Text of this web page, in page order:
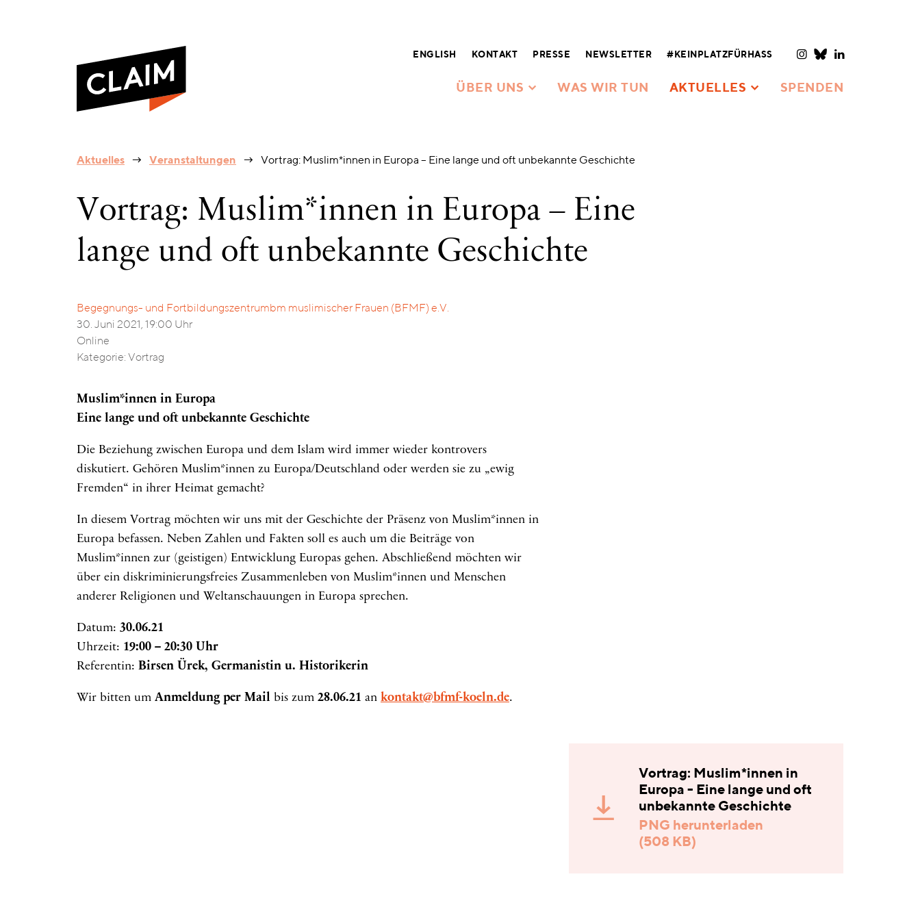
ENGLISH KONTAKT PRESSE NEWSLETTER #KEINPLATZFÜRHASS
ÜBER UNS WAS WIR TUN AKTUELLES SPENDEN
Aktuelles Veranstaltungen Vortrag: Muslim*innen in Europa – Eine lange und oft unbekannte Geschichte
Vortrag: Muslim*innen in Europa – Eine
lange und oft unbekannte Geschichte
Begegnungs- und Fortbildungszentrumbm muslimischer Frauen (BFMF) e.V.
30. Juni 2021, 19:00 Uhr
Online
Kategorie: Vortrag
Muslim*innen in Europa
Eine lange und oft unbekannte Geschichte
Die Beziehung zwischen Europa und dem Islam wird immer wieder kontrovers
diskutiert. Gehören Muslim*innen zu Europa/Deutschland oder werden sie zu „ewig
Fremden“ in ihrer Heimat gemacht?
In diesem Vortrag möchten wir uns mit der Geschichte der Präsenz von Muslim*innen in
Europa befassen. Neben Zahlen und Fakten soll es auch um die Beiträge von
Muslim*innen zur (geistigen) Entwicklung Europas gehen. Abschließend möchten wir
über ein diskriminierungsfreies Zusammenleben von Muslim*innen und Menschen
anderer Religionen und Weltanschauungen in Europa sprechen.
Datum: 30.06.21
Uhrzeit: 19:00 – 20:30 Uhr
Referentin: Birsen Ürek, Germanistin u. Historikerin
Wir bitten um Anmeldung per Mail bis zum 28.06.21 an kontakt@bfmf-koeln.de.
Vortrag: Muslim*innen in
Europa - Eine lange und oft
unbekannte Geschichte
PNG herunterladen
(508 KB)